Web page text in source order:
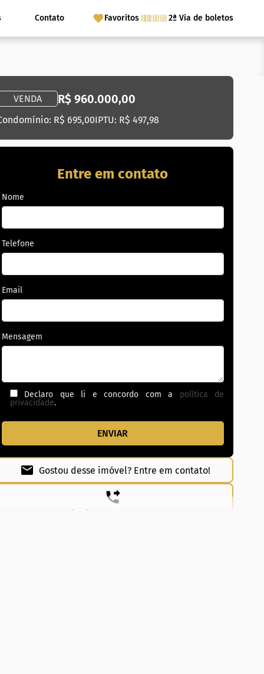
Contato Favoritos 2ª Via de boletos
VENDA R$ 960.000,00
R$ 695,00IPTU: R$ 497,98
Entre em contato
Nome
Telefone
Email
Mensagem
Declaro que li e concordo com a política de
privacidade.
Gostou desse imóvel? Entre em contato!
(62) 99831-0020